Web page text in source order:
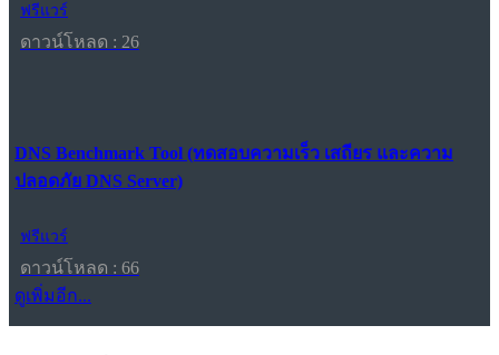
ฟรีแวร์
ดาวน์โหลด : 26
DNS Benchmark Tool (ทดสอบความเร็ว เสถียร และความ
ปลอดภัย DNS Server)
ฟรีแวร์
ดาวน์โหลด : 66
ดูเพิ่มอีก...